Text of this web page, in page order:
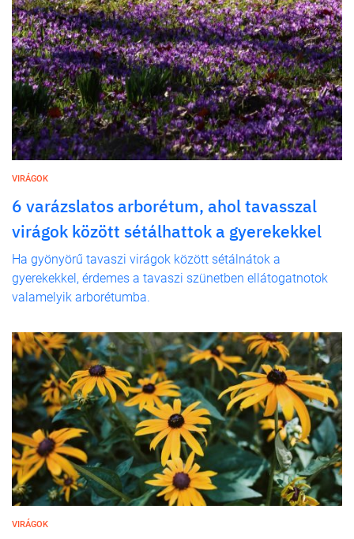
VIRÁGOK
6 varázslatos arborétum, ahol tavasszal
virágok között sétálhattok a gyerekekkel
Ha gyönyörű tavaszi virágok között sétálnátok a
gyerekekkel, érdemes a tavaszi szünetben ellátogatnotok
valamelyik arborétumba.
VIRÁGOK